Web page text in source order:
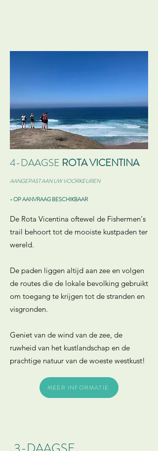
4-DAAGSE ROTAVICENTINA
AANGEPAST AAN UW VOORKEUREN
- OP AANVRAAG BESCHIKBAAR
De Rota Vicentina oftewel de Fishermen's
trail behoort tot de mooiste kustpaden ter
wereld.
De paden liggen altijd aan zee en volgen
de routes die de lokale bevolking gebruikt
om toegang te krijgen tot de stranden en
visgronden.
Geniet van de wind van de zee, de
ruwheid van het kustlandschap en de
prachtige natuur van de woeste westkust!
MEER INFORMATIE